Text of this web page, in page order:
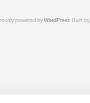
powered byWordPress. Built by